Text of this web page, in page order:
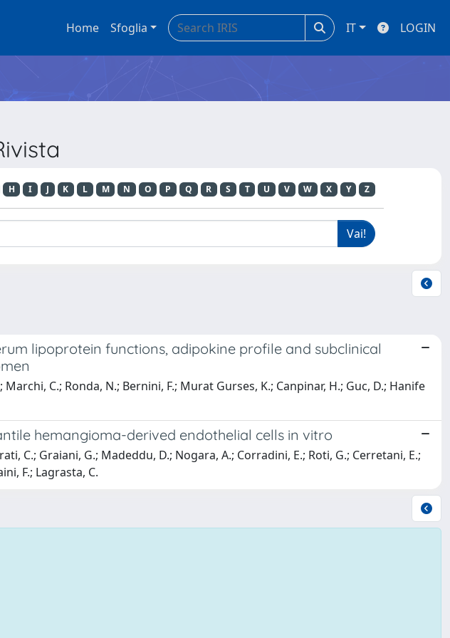
Home Sfoglia IT LOGIN
H I J K L M N O P Q R S T U V W X Y Z
lipoprotein functions, adipokine profile and subclinical
C.; Ronda, N.; Bernini, F.; Murat Gurses, K.; Canpinar, H.; Guc, D.; Hanife
hemangioma-derived endothelial cells in vitro
C.; Graiani, G.; Madeddu, D.; Nogara, A.; Corradini, E.; Roti, G.; Cerretani, E.;
F.; Lagrasta, C.